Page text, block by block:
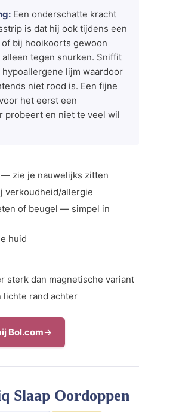
Een onderschatte kracht
is dat hij ook tijdens een
bij hooikoorts gewoon
tegen snurken. Sniffit
lijm waardoor
niet rood is. Een fijne
het eerst een
probeert en niet te veel wil
— zie je nauwelijks zitten
verkoudheid/allergie
of beugel — simpel in
huid
sterk dan magnetische variant
lichte rand achter
Bol.com
Slaap Oordoppen